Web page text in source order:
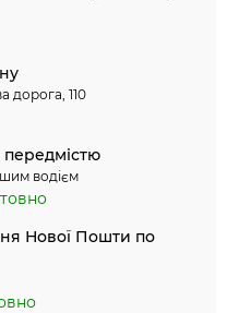
дорога, 110
передмістю
водієм
Нової Пошти по